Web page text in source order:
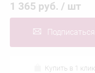
1 365 руб. / шт
Подписаться
Купить в 1 клик